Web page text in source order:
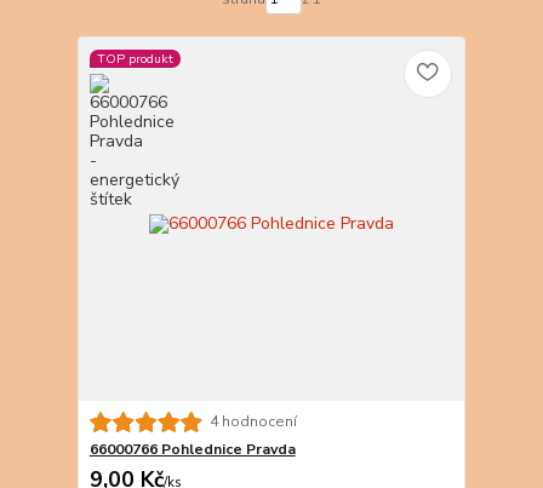
TOP produkt
4 hodnocení
66000766 Pohlednice Pravda
9,00 Kč/ks